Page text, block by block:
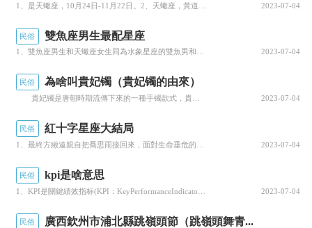
2023-07-04
民俗 雙魚座男生最配星座
2023-07-04
民俗 為啥叫貴妃镯（貴妃镯的由來）
貴妃镯是唐朝時期流傳下來的一種手镯款式，貴妃镯在設計上注重美的設計，能把女性的柔美體态與手镯的和諧美感充分融合。佩戴翡翠貴妃镯秀氣中流露出一股低調的奢華韻味，佩戴起來更加的能夠提升一個人的品味，盡顯女士高貴之氣，下面就來給大家介紹介紹這款充滿魅力的玉镯款式。 對于貴妃镯的來曆，相傳唐代的楊貴妃非常喜歡佩戴手镯，但是因為楊貴妃體态豐滿，所以佩戴上... 2023-07-04
民俗 紅十字星座大結局
2023-07-04
民俗 kpi是啥意思
2023-07-04
民俗 廣西欽州市浦北縣跳嶺頭節（跳嶺頭舞青...